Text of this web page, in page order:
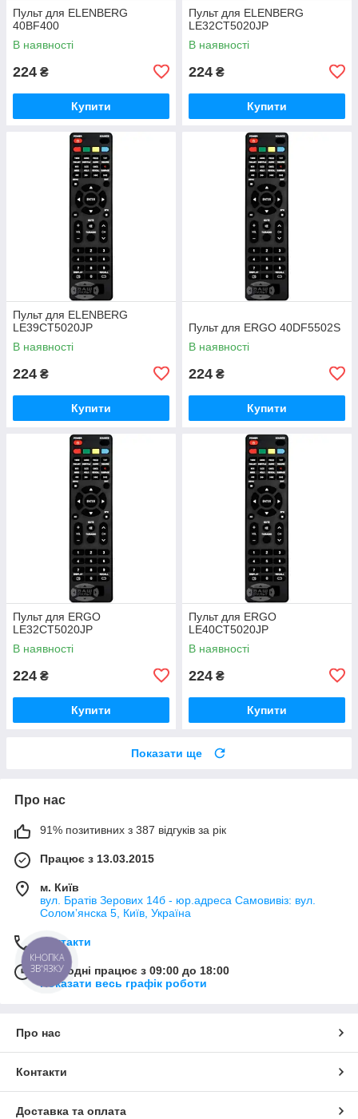
Пульт для ELENBERG
40BF400
В наявності
224 ₴
Купити
Пульт для ELENBERG
LE32CT5020JP
В наявності
224 ₴
Купити
Пульт для ELENBERG
LE39CT5020JP
В наявності
224 ₴
Купити
Пульт для ERGO 40DF5502S
В наявності
224 ₴
Купити
Пульт для ERGO
LE32CT5020JP
В наявності
224 ₴
Купити
Пульт для ERGO
LE40CT5020JP
В наявності
224 ₴
Купити
Показати ще
Про нас
91% позитивних з 387 відгуків за рік
Працює з 13.03.2015
м. Київ
вул. Братів Зерових 14б - юр.адреса Самовивіз: вул.
Соломʼянска 5, Київ, Україна
Контакти
Сьогодні працює з 09:00 до 18:00
Показати весь графік роботи
Про нас
Контакти
Доставка та оплата
КНОПКА
ЗВ'ЯЗКУ